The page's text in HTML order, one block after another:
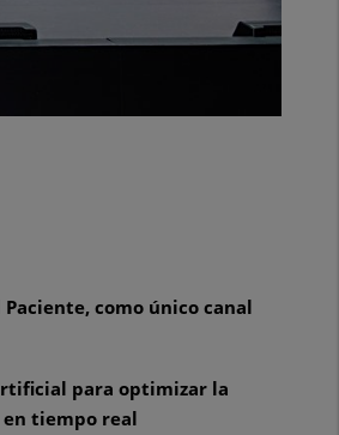
como único canal
para optimizar la
tiempo real